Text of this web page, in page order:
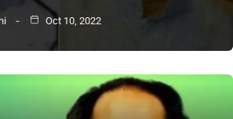
Oct 10, 2022